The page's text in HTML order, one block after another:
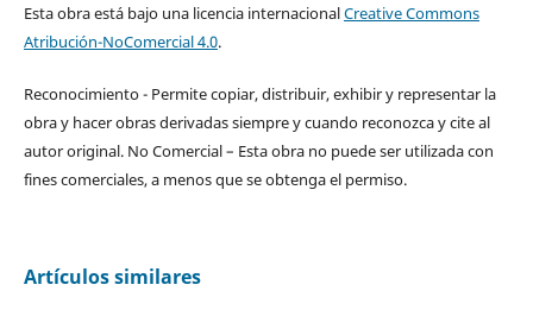
Esta obra está bajo una licencia internacionalCreative Commons
Atribución-NoComercial 4.0.
Reconocimiento - Permite copiar, distribuir, exhibir y representar la
obra y hacer obras derivadas siempre y cuando reconozca y cite al
autor original. No Comercial – Esta obra no puede ser utilizada con
fines comerciales, a menos que se obtenga el permiso.
Artículos similares